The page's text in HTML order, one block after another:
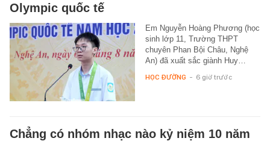
Olympic quốc tế
Em Nguyễn Hoàng Phương (học
sinh lớp 11, Trường THPT
chuyên Phan Bội Châu, Nghệ
An) đã xuất sắc giành Huy…
HỌC ĐƯỜNG - 6 giờ trước
Chẳng có nhóm nhạc nào kỷ niệm 10 năm